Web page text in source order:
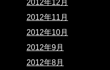
2012年12月
2012年11月
2012年10月
2012年9月
2012年8月